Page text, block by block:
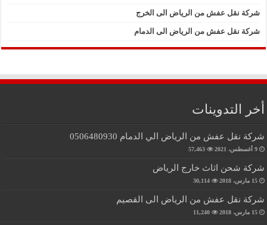
شركة نقل عفش من الرياض الى الخرج
شركة نقل عفش من الرياض الى الدمام
أخر التدوينات
شركة نقل عفش من الرياض الي الدمام 0506480930
9 أغسطس، 2021 57,463
شركة شحن اثاث خارج الرياض
15 مارس، 2018 30,114
شركة نقل عفش من الرياض الى القصيم
15 مارس، 2018 11,240